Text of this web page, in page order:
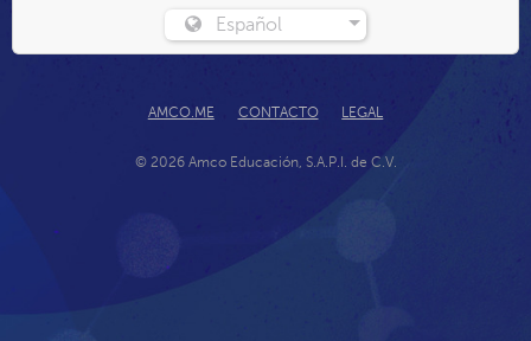
Español
AMCO.ME CONTACTO LEGAL
© 2026 Amco Educación, S.A.P.I. de C.V.